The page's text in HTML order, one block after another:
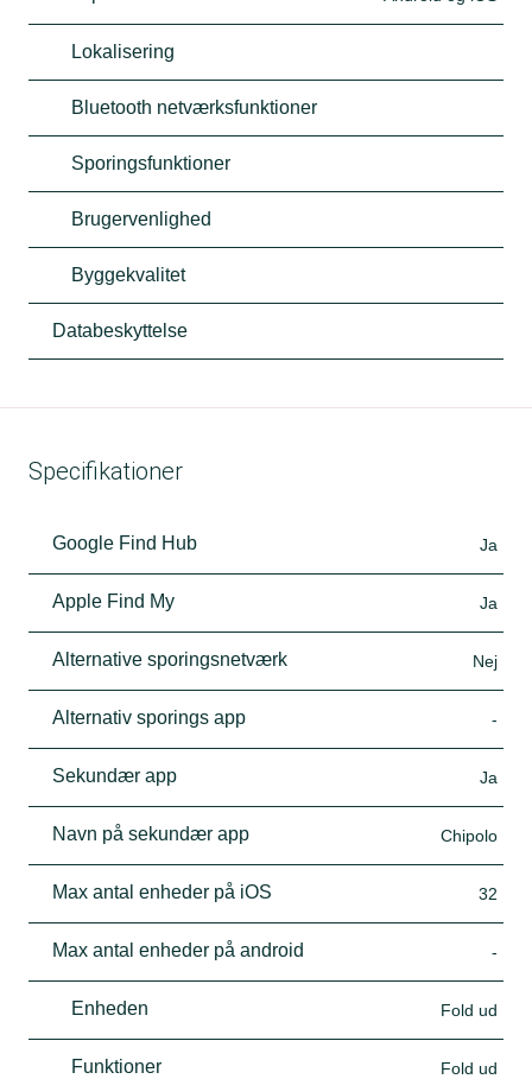
Lokalisering
Bluetooth netværksfunktioner
Sporingsfunktioner
Brugervenlighed
Byggekvalitet
Databeskyttelse
Specifikationer
Google Find Hub Ja
Apple Find My Ja
Alternative sporingsnetværk Nej
Alternativ sporings app -
Sekundær app Ja
Navn på sekundær app Chipolo
Max antal enheder på iOS 32
Max antal enheder på android -
Enheden Fold ud
Funktioner Fold ud